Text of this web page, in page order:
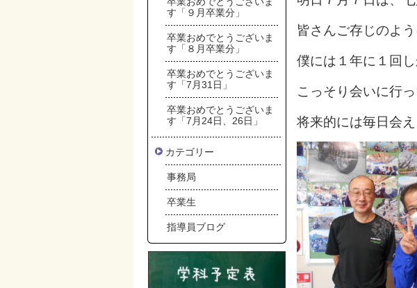
皆さんご存じのよ
僕には１年に１回
こっそり会いに行っ
将来的には毎日会
す「９月卒業分」
卒業おめでとうございま
す「８月卒業分」
卒業おめでとうございま
す「7月31日」
卒業おめでとうございま
す「7月24日、26日」
カテゴリー
事務局
卒業生
指導員ブログ